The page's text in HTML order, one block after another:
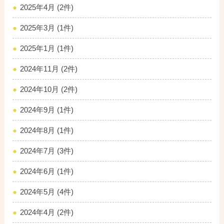
2025年4月 (2件)
2025年3月 (1件)
2025年1月 (1件)
2024年11月 (2件)
2024年10月 (2件)
2024年9月 (1件)
2024年8月 (1件)
2024年7月 (3件)
2024年6月 (1件)
2024年5月 (4件)
2024年4月 (2件)